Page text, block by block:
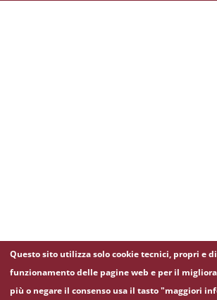
Questo sito utilizza solo cookie tecnici, propri e
funzionamento delle pagine web e per il
più o negare il consenso usa il tasto "maggiori